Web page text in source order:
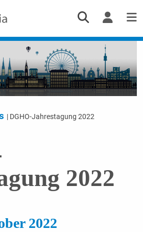
| DGHO-Jahrestagung 2022
2022
2022